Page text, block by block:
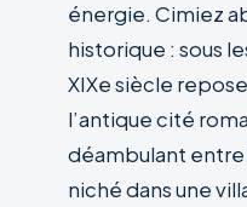
énergie. Cimiez
historique : sous
XIXe siècle
l’antique cité
déambulant entre
niché dans une